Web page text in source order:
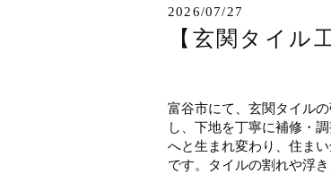
2026/07/27
【玄関タイル
富谷市にて、玄関タイル
し、下地を丁寧に補修・
へと生まれ変わり、住ま
です。タイルの割れや浮